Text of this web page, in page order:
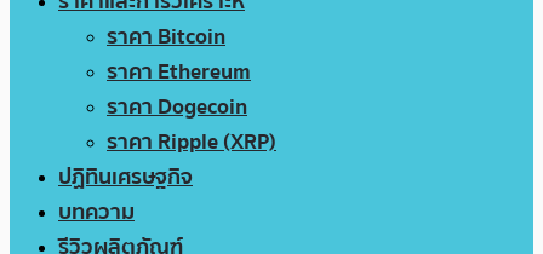
ราคา Bitcoin
ราคา Ethereum
ราคา Dogecoin
ราคา Ripple (XRP)
ปฏิทินเศรษฐกิจ
บทความ